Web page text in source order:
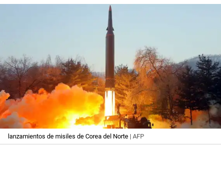
lanzamientos de misiles de Corea del Norte | AFP